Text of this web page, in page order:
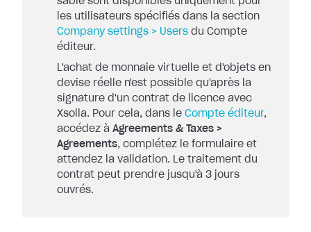
les utilisateurs spécifiés dans la section
Company settings > Users du Compte
éditeur.
L'achat de monnaie virtuelle et d'objets en
devise réelle n'est possible qu'après la
signature d'un contrat de licence avec
Xsolla. Pour cela, dans le Compte éditeur,
accédez à Agreements & Taxes >
Agreements, complétez le formulaire et
attendez la validation. Le traitement du
contrat peut prendre jusqu'à 3 jours
ouvrés.